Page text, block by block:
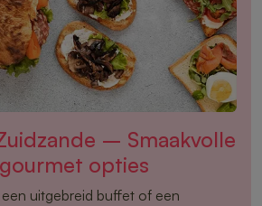
– Smaakvolle
opties
uitgebreid buffet of een